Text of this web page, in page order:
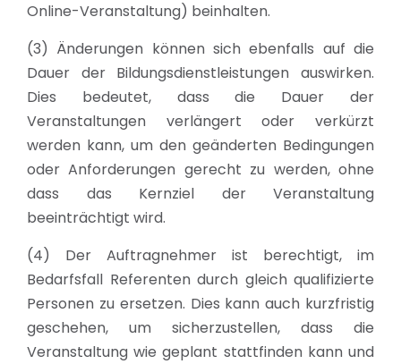
Online-Veranstaltung) beinhalten.
(3) Änderungen können sich ebenfalls auf die
Dauer der Bildungsdienstleistungen auswirken.
Dies bedeutet, dass die Dauer der
Veranstaltungen verlängert oder verkürzt
werden kann, um den geänderten Bedingungen
oder Anforderungen gerecht zu werden, ohne
dass das Kernziel der Veranstaltung
beeinträchtigt wird.
(4) Der Auftragnehmer ist berechtigt, im
Bedarfsfall Referenten durch gleich qualifizierte
Personen zu ersetzen. Dies kann auch kurzfristig
geschehen, um sicherzustellen, dass die
Veranstaltung wie geplant stattfinden kann und